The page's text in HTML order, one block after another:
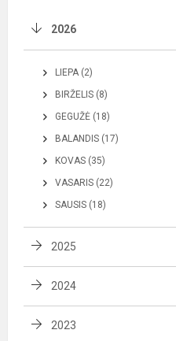
2026
LIEPA (2)
BIRŽELIS (8)
GEGUŽĖ (18)
BALANDIS (17)
KOVAS (35)
VASARIS (22)
SAUSIS (18)
2025
2024
2023